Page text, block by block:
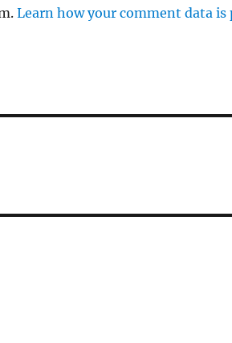
Learn how your comment data is